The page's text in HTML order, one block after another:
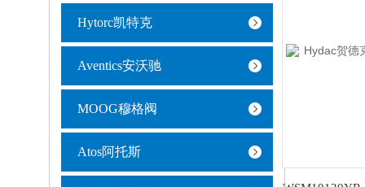
Hytorc凯特克
Aventics安沃驰
MOOG穆格阀
Atos阿托斯